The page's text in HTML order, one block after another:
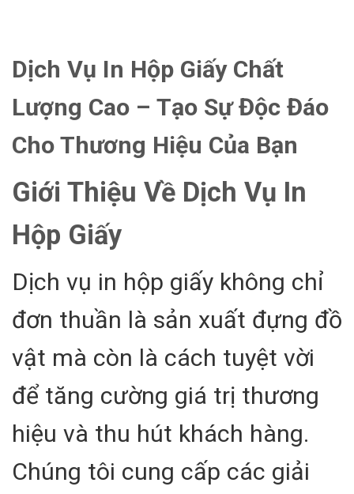
Dịch Vụ In Hộp Giấy Chất
Lượng Cao – Tạo Sự Độc Đáo
Cho Thương Hiệu Của Bạn
Giới Thiệu Về Dịch Vụ In
Hộp Giấy
Dịch vụ in hộp giấy không chỉ
đơn thuần là sản xuất đựng đồ
vật mà còn là cách tuyệt vời
để tăng cường giá trị thương
hiệu và thu hút khách hàng.
Chúng tôi cung cấp các giải